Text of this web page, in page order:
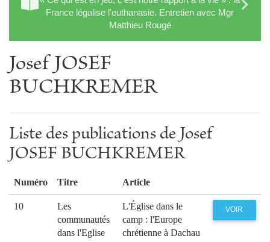
France légalise l'euthanasie. Entretien avec Mgr
Matthieu Rougé
Josef JOSEF
BUCHKREMER
Liste des publications de Josef
JOSEF BUCHKREMER
Numéro Titre Article
10
Les
communautés
dans l'Eglise
L'Église dans le
camp : l'Europe
chrétienne à Dachau
VOIR